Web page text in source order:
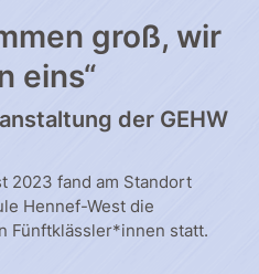
groß, wir
eins“
der GEHW
2023 fand am Standort
Hennef-West die
Fünftklässler*innen statt.